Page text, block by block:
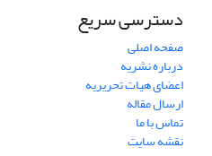
دسترسی سریع
صفحه اصلی
درباره نشریه
اعضای هیات تحریریه
ارسال مقاله
تماس با ما
نقشه سایت